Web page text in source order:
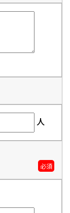
人
必須